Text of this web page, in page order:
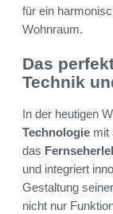
für ein
Wohnraum.
Das
Technik
In der heutigen
Technologie mit
das
und integriert
Gestaltung
nicht nur